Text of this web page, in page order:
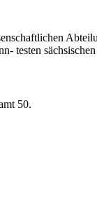
testen
50.